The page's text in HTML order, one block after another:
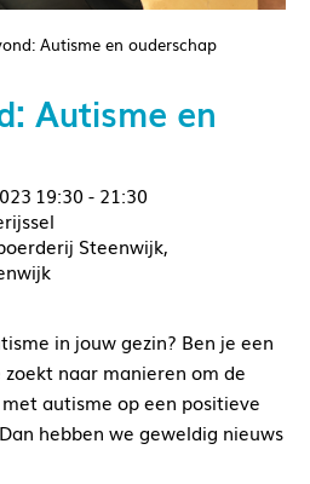
Autisme en ouderschap
Autisme en
19:30 - 21:30
Steenwijk,
in jouw gezin? Ben je een
naar manieren om de
autisme op een positieve
hebben we geweldig nieuws